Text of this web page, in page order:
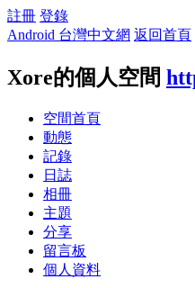
註冊 登錄
Android 台灣中文網 返回首頁
Xore的個人空間
空間首頁
動態
記錄
日誌
相冊
主題
分享
留言板
個人資料